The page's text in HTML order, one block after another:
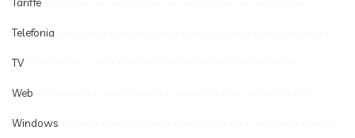
Telefonia
TV
Web
Windows